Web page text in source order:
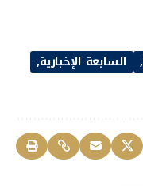
السابعة الإخبارية